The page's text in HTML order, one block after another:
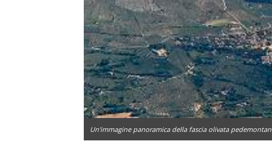
Un'immagine panoramica della fascia olivata